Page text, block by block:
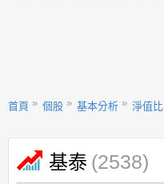
首頁 個股 基本分析 淨值比
基泰 (2538)